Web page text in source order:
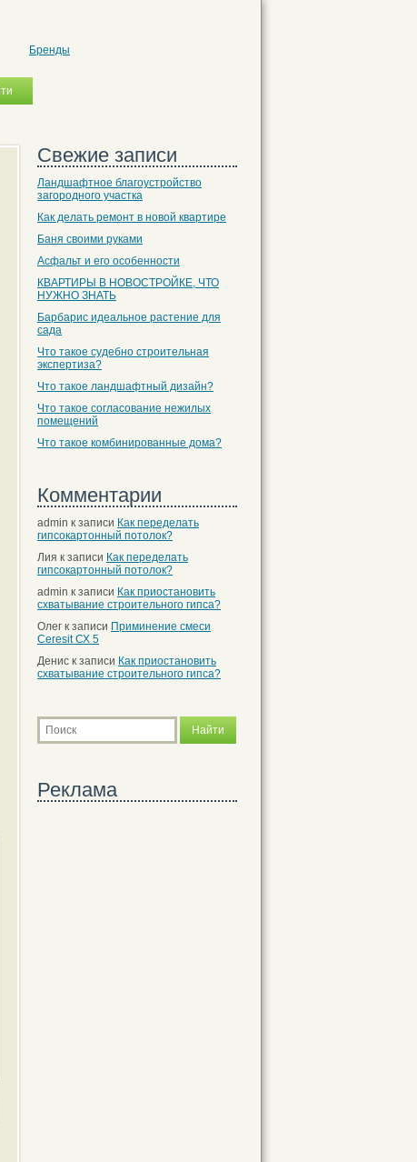
Бренды
Свежие записи
Ландшафтное благоустройство
загородного участка
Как делать ремонт в новой квартире
Баня своими руками
Асфальт и его особенности
КВАРТИРЫ В НОВОСТРОЙКЕ, ЧТО
НУЖНО ЗНАТЬ
Барбарис идеальное растение для
сада
Что такое судебно строительная
экспертиза?
Что такое ландшафтный дизайн?
Что такое согласование нежилых
помещений
Что такое комбинированные дома?
Комментарии
admin к записи Как переделать
гипсокартонный потолок?
Лия к записи Как переделать
гипсокартонный потолок?
admin к записи Как приостановить
схватывание строительного гипса?
Олег к записи Приминение смеси
Ceresit СХ 5
Денис к записи Как приостановить
схватывание строительного гипса?
Реклама